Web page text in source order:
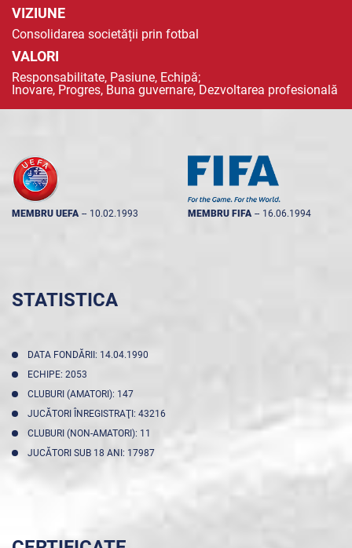
VIZIUNE
Consolidarea societății prin fotbal
VALORI
Responsabilitate, Pasiune, Echipă;
Inovare, Progres, Buna guvernare, Dezvoltarea profesională
MEMBRU UEFA -- 10.02.1993 MEMBRU FIFA -- 16.06.1994
STATISTICA
DATA FONDĂRII: 14.04.1990
ECHIPE: 2053
CLUBURI (AMATORI): 147
JUCĂTORI ÎNREGISTRAŢI: 43216
CLUBURI (NON-AMATORI): 11
JUCĂTORI SUB 18 ANI: 17987